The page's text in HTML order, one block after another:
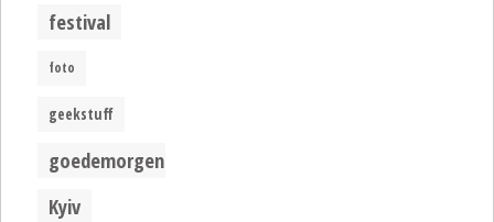
festival
foto
geekstuff
goedemorgen
Kyiv